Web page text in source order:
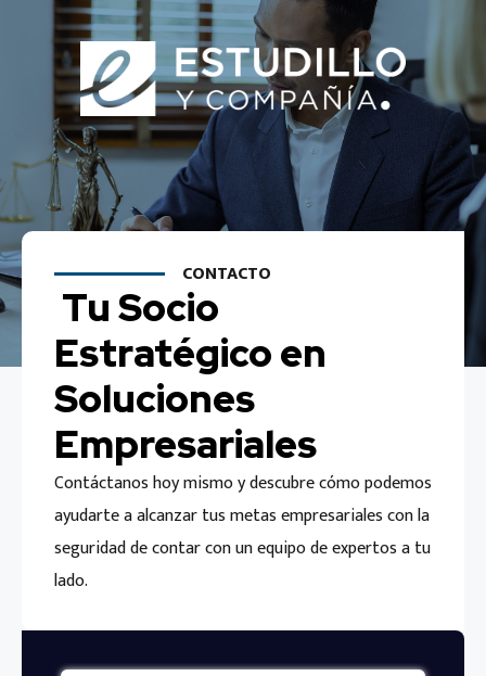
CONTACTO
Tu Socio
Estratégico en
Soluciones
Empresariales
Contáctanos hoy mismo y descubre cómo podemos
ayudarte a alcanzar tus metas empresariales con la
seguridad de contar con un equipo de expertos a tu
lado.